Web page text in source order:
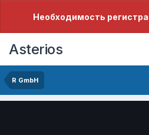
Необходимость
Asterios
R GmbH